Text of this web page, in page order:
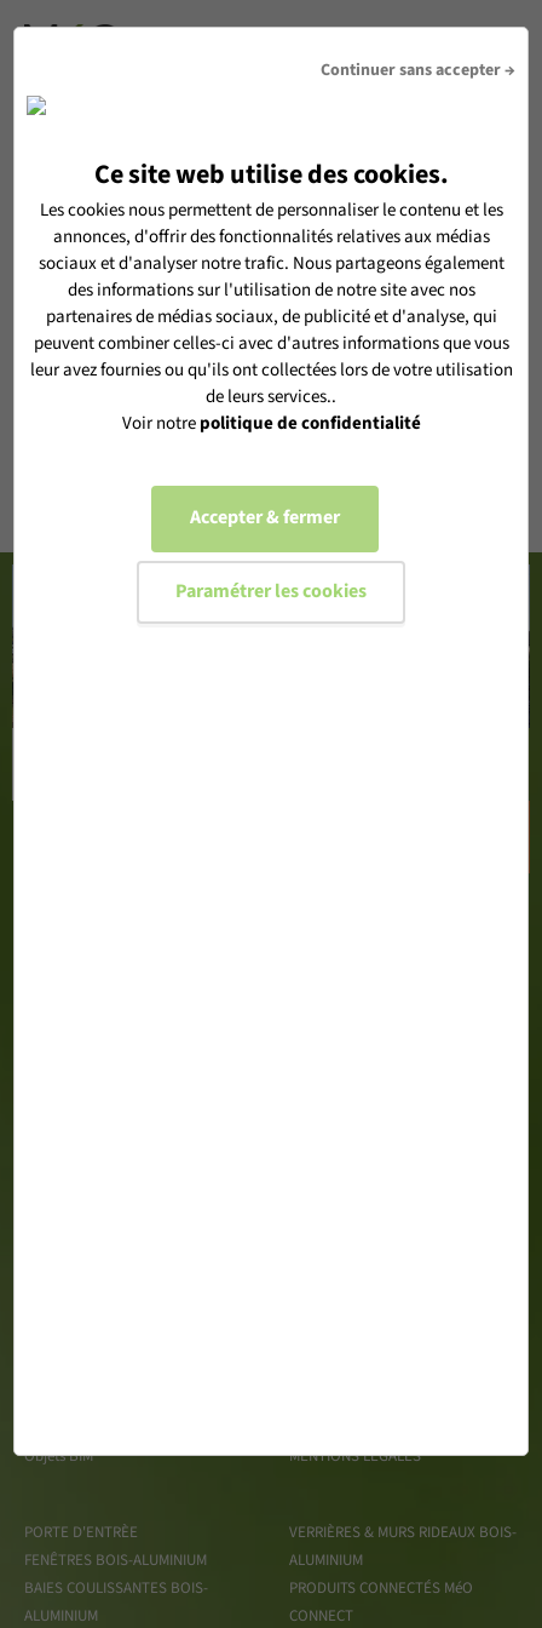
Continuer sans accepter →
Ce site web utilise des cookies.
Les cookies nous permettent de personnaliser le contenu et les
annonces, d'offrir des fonctionnalités relatives aux médias
sociaux et d'analyser notre trafic. Nous partageons également
des informations sur l'utilisation de notre site avec nos
partenaires de médias sociaux, de publicité et d'analyse, qui
peuvent combiner celles-ci avec d'autres informations que vous
leur avez fournies ou qu'ils ont collectées lors de votre utilisation
de leurs services..
Voir notrepolitique de confidentialité
Accepter & fermer
Paramétrer les cookies
RECEVOIR LA NEWSLETTER MéO
En vous inscrivant, vous acceptez de recevoir notre
newsletter MéO et vous acceptez l'utilisation de vos données
personnelles selon notre politique de confidentialité
Objets BIM
MENTIONS LÉGALES
PORTE D'ENTRÈE
FENÊTRES BOIS-ALUMINIUM
BAIES COULISSANTES BOIS-
ALUMINIUM
VERRIÈRES & MURS RIDEAUX BOIS-
ALUMINIUM
PRODUITS CONNECTÉS MéO
CONNECT